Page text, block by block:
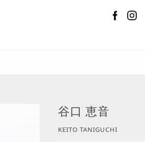
谷口 恵音
KEITO TANIGUCHI